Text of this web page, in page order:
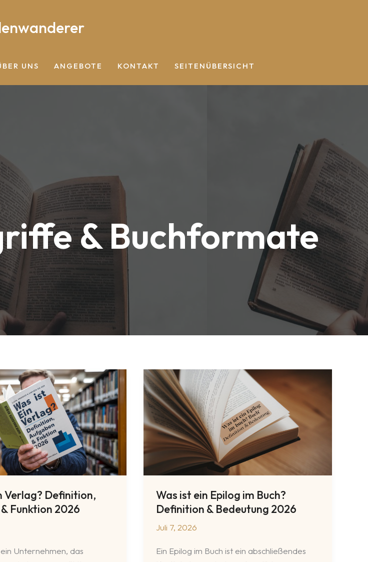
UNS ANGEBOTE KONTAKT SEITENÜBERSICHT
& Buchformate
Verlag? Definition,
Funktion 2026
Unternehmen, das
Was ist ein Epilog im Buch?
Definition & Bedeutung 2026
Juli 7, 2026
Ein Epilog im Buch ist ein abschließendes